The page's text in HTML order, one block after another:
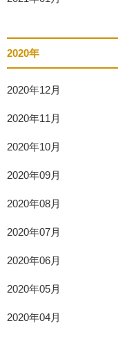
2020年
2020年12月
2020年11月
2020年10月
2020年09月
2020年08月
2020年07月
2020年06月
2020年05月
2020年04月